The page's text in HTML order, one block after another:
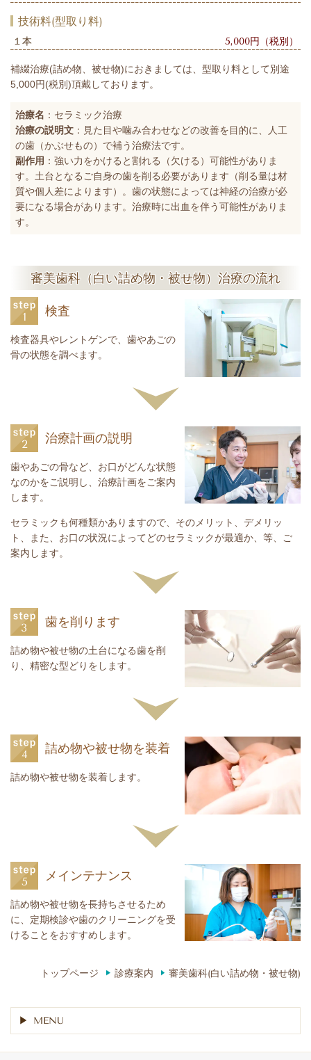
技術料(型取り料)
１本 5,000円（税別）
補綴治療(詰め物、被せ物)におきましては、型取り料として別途
5,000円(税別)頂戴しております。
治療名 ：セラミック治療
治療の説明文 ：見た目や噛み合わせなどの改善を目的に、人工
の歯（かぶせもの）で補う治療法です。
副作用 ：強い力をかけると割れる（欠ける）可能性がありま
す。土台となるご自身の歯を削る必要があります（削る量は材
質や個人差によります）。歯の状態によっては神経の治療が必
要になる場合があります。治療時に出血を伴う可能性がありま
す。
審美歯科（白い詰め物・被せ物）治療の流れ
検査
検査器具やレントゲンで、歯やあごの
骨の状態を調べます。
治療計画の説明
歯やあごの骨など、お口がどんな状態
なのかをご説明し、治療計画をご案内
します。
セラミックも何種類かありますので、そのメリット、デメリッ
ト、また、お口の状況によってどのセラミックが最適か、等、ご
案内します。
歯を削ります
詰め物や被せ物の土台になる歯を削
り、精密な型どりをします。
詰め物や被せ物を装着
詰め物や被せ物を装着します。
メインテナンス
詰め物や被せ物を長持ちさせるため
に、定期検診や歯のクリーニングを受
けることをおすすめします。
トップページ 診療案内 審美歯科(白い詰め物・被せ物)
MENU